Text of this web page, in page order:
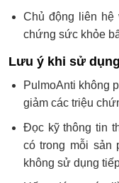
Chủ động liên hệ
chứng sức khỏe
Lưu ý khi sử dụng
PulmoAnti không
giảm các triệu
Đọc kỹ thông tin
có trong mỗi sản
không sử dụng